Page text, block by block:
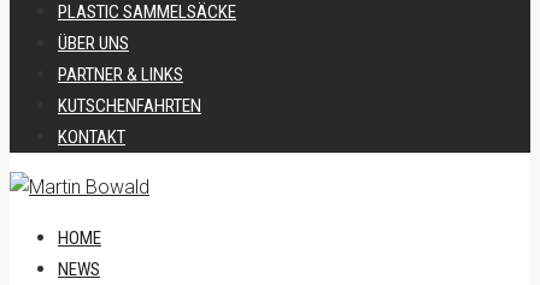
PLASTIC SAMMELSÄCKE
ÜBER UNS
PARTNER & LINKS
KUTSCHENFAHRTEN
KONTAKT
HOME
NEWS